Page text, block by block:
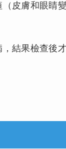
皮膚和眼睛
結果檢查後